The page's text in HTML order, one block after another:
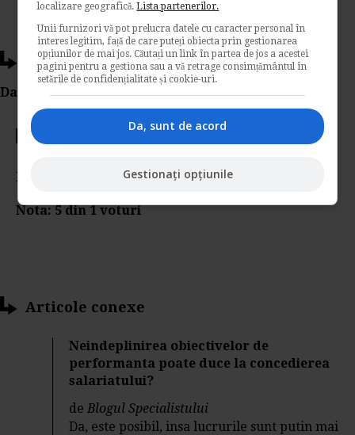
Ti-a placut acest articol?
Da Like, Printeaza sau trimite pe Email!
Rating:
Nota:5din1voturi
Articole conexe
Neindeplinirea obiectivelor de
performanta poate duce la concedierea
salariatului?
deBlogul Specialistului
Da, este posibil, insa lucrurile sunt putin mai
localizare geografică.Lista partenerilor.
Unii furnizori vă pot prelucra datele cu caracter personal în
interes legitim, față de care puteți obiecta prin gestionarea
opțiunilor de mai jos. Căutați un link în partea de jos a acestei
pagini pentru a gestiona sau a vă retrage consimțământul în
setările de confidențialitate și cookie-uri.
Da, sunt de acord
Gestionați opțiunile